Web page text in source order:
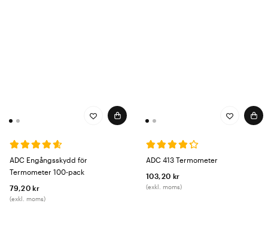
ADC Engångsskydd för
Termometer 100-pack
79,20 kr
(exkl. moms)
ADC 413 Termometer
103,20 kr
(exkl. moms)